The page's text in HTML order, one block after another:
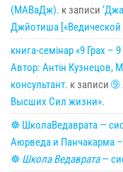
(МАВаДж). к записи
Джйотиша [«Ведической
книга-семінар «9 Грах
Автор: Антін Кузнецов,
консультант. к записи ➈
Высших Сил жизни».
☸ ШколаВедаврата —
Аюрведа и Панчакарма –
☸ Школа Ведаврата—